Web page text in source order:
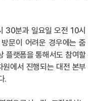
30분과 일요일 오전 10시
문이 어려운 경우에는 줌
플랫폼을 통해서도 참여할
에서 진행되는 대전 본부
.